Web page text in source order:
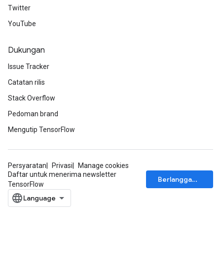
Twitter
YouTube
Dukungan
Issue Tracker
Catatan rilis
Stack Overflow
Pedoman brand
Mengutip TensorFlow
Persyaratan Privasi
Manage cookies
Daftar untuk menerima newsletter
TensorFlow
Berlangganan